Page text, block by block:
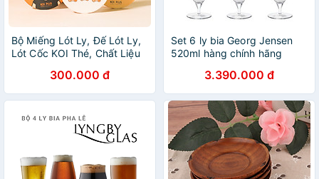
Bộ Miếng Lót Ly, Đế Lót Ly,
Lót Cốc KOI Thé, Chất Liệu
BB Bear Ceramic Drink
Coasters
300.000 đ
Set 6 ly bia Georg Jensen
520ml hàng chính hãng
3.390.000 đ